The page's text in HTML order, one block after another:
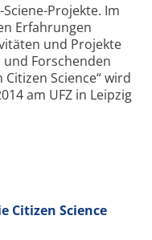
Projekte. Im
Erfahrungen
und Projekte
Forschenden
Science“ wird
am UFZ in Leipzig
Citizen Science